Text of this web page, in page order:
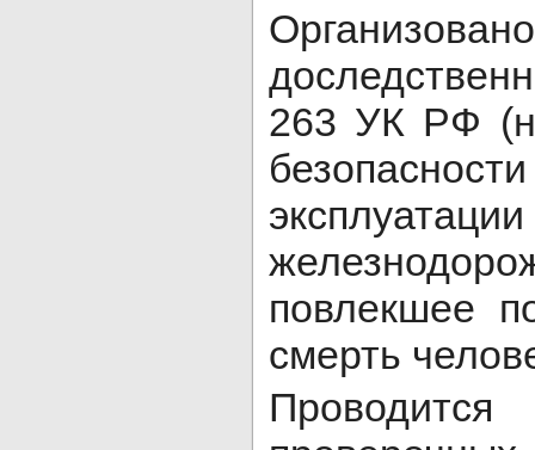
263 УК РФ
эксплуатации
повлекшее
смерть